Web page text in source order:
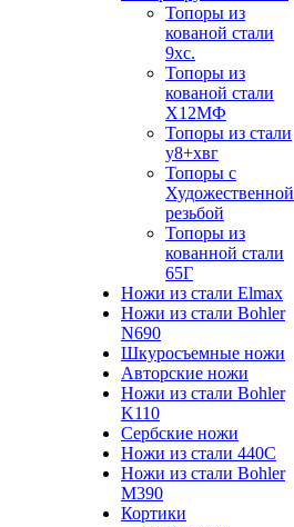
Топоры из
кованой стали
9хс.
Топоры из
кованой стали
Х12МФ
Топоры из стали
у8+хвг
Топоры с
Художественной
резьбой
Топоры из
кованной стали
65Г
Ножи из стали Elmax
Ножи из стали Bohler
N690
Шкуросъемные ножи
Авторские ножи
Ножи из стали Bohler
K110
Сербские ножи
Ножи из стали 440С
Ножи из стали Bohler
M390
Кортики